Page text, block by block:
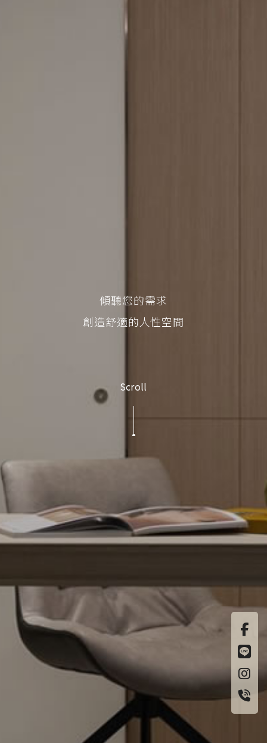
傾聽您的需求
創造舒適的人性空間
Scroll